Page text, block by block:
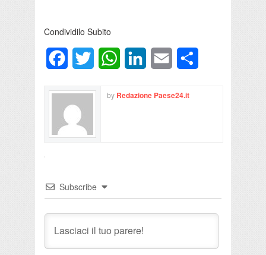
Condividilo Subito
FacebookTwitter WhatsAppLinkedInEmail
by Redazione Paese24.it
Subscribe